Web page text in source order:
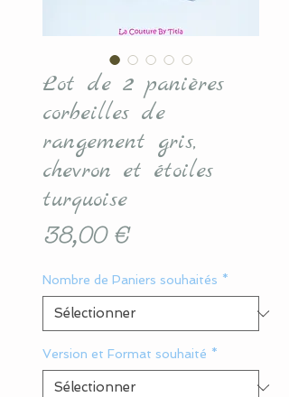
Lot de 2 panières
corbeilles de
rangement gris,
chevron et étoiles
turquoise
38,00 €Prix
Nombre de Paniers souhaités *
Version et Format souhaité *